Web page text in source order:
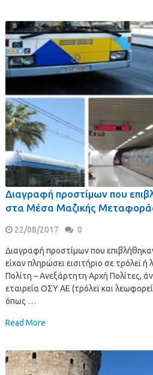
Διαγραφή προστίμων που
στα Μέσα Μαζικής
22/08/2017 0
Διαγραφή προστίμων που
είχαν πληρώσει εισιτήριο σε τρόλεϊ
Πολίτη – Ανεξάρτητη Αρχή Πολίτες,
εταιρεία ΟΣΥ ΑΕ (τρόλεϊ και
όπως …
Read More